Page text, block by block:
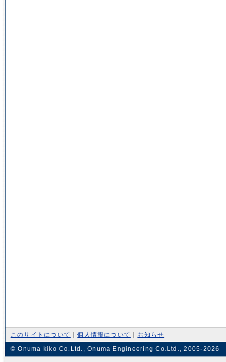
このサイトについて ｜個人情報について
お知らせ
© Onuma kiko Co.Ltd., Onuma Engineering Co.Ltd., 2005-2026